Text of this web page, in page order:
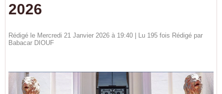
2026
Rédigé le Mercredi 21 Janvier 2026 à 19:40 | Lu 195 fois Rédigé par
Babacar DIOUF